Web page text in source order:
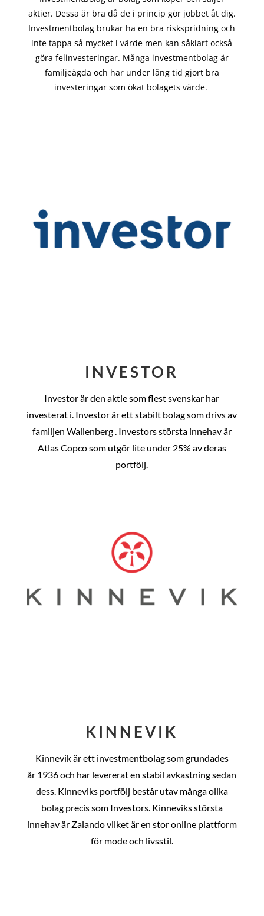
aktier. Dessa är bra då de i princip görjobbet åt dig.
Investmentbolag brukar ha en bra riskspridning och
inte tappa så mycket i värde men kan såklart också
göra felinvesteringar. Många investmentbolag är
familjeägda och har under lång tid gjort bra
investeringar som ökat bolagets värde.
INVESTOR
Investor är den aktie som flest svenskar har
investerat i. Investor är ett stabilt bolag som drivs av
familjen Wallenberg . Investors största innehav är
Atlas Copco som utgör lite under 25% av deras
portfölj.
KINNEVIK
Kinnevik är ett investmentbolag som grundades
år 1936 och har levererat en stabil avkastning sedan
dess. Kinneviks portfölj består utav många olika
bolag precis som Investors. Kinneviks största
innehav är Zalando vilket är en stor online plattform
för mode och livsstil.